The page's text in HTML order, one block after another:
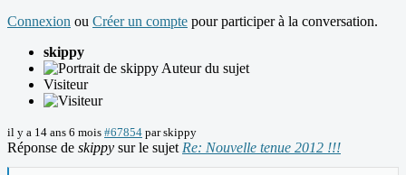
Connexion ou Créer un compte pour participer à la conversation.
skippy
Auteur du sujet
Visiteur
il y a 14 ans 6 mois #67854 parskippy
Réponse de skippy sur le sujet Re: Nouvelle tenue 2012 !!!